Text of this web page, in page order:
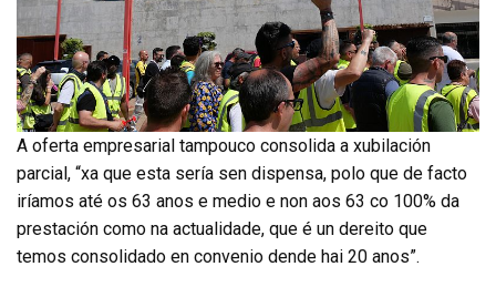
A oferta empresarial tampouco consolida a xubilación
parcial, “xa que esta sería sen dispensa, polo que de facto
iríamos até os 63 anos e medio e non aos 63 co 100% da
prestación como na actualidade, que é un dereito que
temos consolidado en convenio dende hai 20 anos”.